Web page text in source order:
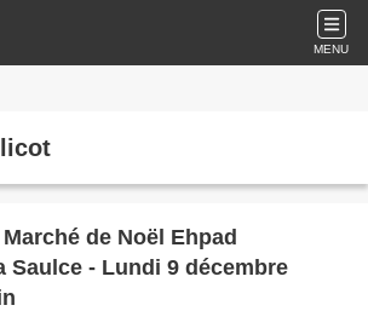
MENU
de Noël Ehpad
Saulce - Lundi 9 décembre